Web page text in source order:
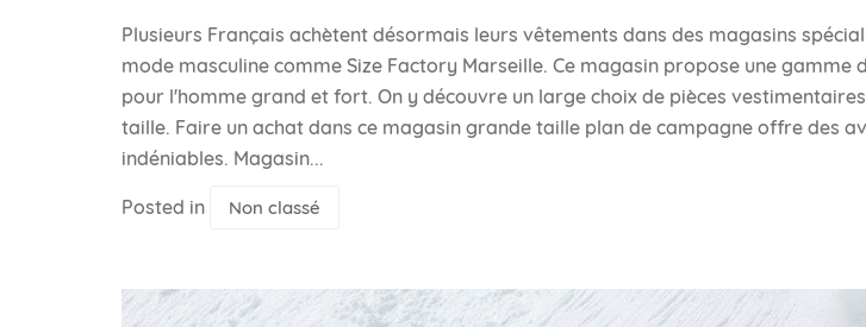
Plusieurs Français achètent désormais leurs vêtements dans des magasins
mode masculine comme Size Factory Marseille. Ce magasin propose une
pour l'homme grand et fort. On y découvre un large choix de pièces
taille. Faire un achat dans ce magasin grande taille plan de campagne offre des
indéniables. Magasin...
Posted in Non classé